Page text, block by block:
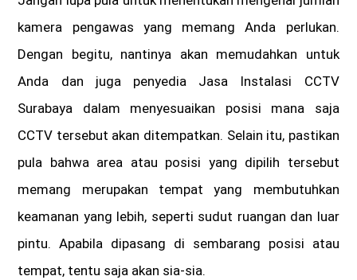
kamera pengawas yang memang Anda perlukan.
Dengan begitu, nantinya akan memudahkan untuk
Anda dan juga penyedia Jasa Instalasi CCTV
Surabaya dalam menyesuaikan posisi mana saja
CCTV tersebut akan ditempatkan. Selain itu, pastikan
pula bahwa area atau posisi yang dipilih tersebut
memang merupakan tempat yang membutuhkan
keamanan yang lebih, seperti sudut ruangan dan luar
pintu. Apabila dipasang di sembarang posisi atau
tempat, tentu saja akan sia-sia.